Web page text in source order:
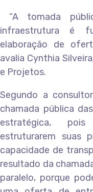
“A tomada
infraestrutura é
elaboração de
avalia Cynthia
e Projetos.
Segundo a
chamada pública
estratégica,
estruturarem suas
capacidade de
resultado da
paralelo, porque